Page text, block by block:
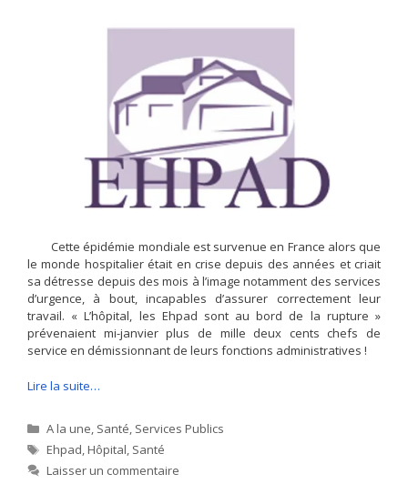
Cette épidémie mondiale est survenue en France alors que
le monde hospitalier était en crise depuis des années et criait
sa détresse depuis des mois à l’image notamment des services
d’urgence, à bout, incapables d’assurer correctement leur
travail. « L’hôpital, les Ehpad sont au bord de la rupture »
prévenaient mi-janvier plus de mille deux cents chefs de
service en démissionnant de leurs fonctions administratives !
Lire la suite…
Catégories
A la une Santé Services Publics
Étiquettes
Ehpad Hôpital Santé
Laisser un commentaire